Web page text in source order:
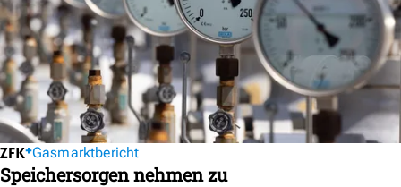
Gasmarktbericht
Speichersorgen nehmen zu